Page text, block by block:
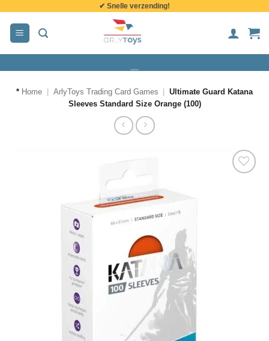
inhoud
✔ Snelle verzending!
* Home ArlyToys Trading Card Games
Ultimate Guard Katana
Sleeves Standard Size Orange (100)